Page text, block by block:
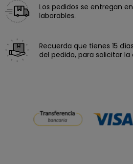
Los pedidos se entregan
laborables.
Recuerda que tienes 15
del pedido, para solicitar la